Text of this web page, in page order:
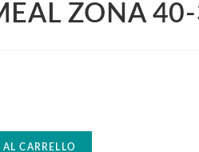
ZONA
CARRELLO